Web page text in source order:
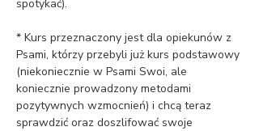
spotykać).
* Kurs przeznaczony jest dla opiekunów z
Psami, którzy przebyli już kurs podstawowy
(niekoniecznie w Psami Swoi, ale
koniecznie prowadzony metodami
pozytywnych wzmocnień) i chcą teraz
sprawdzić oraz doszlifować swoje